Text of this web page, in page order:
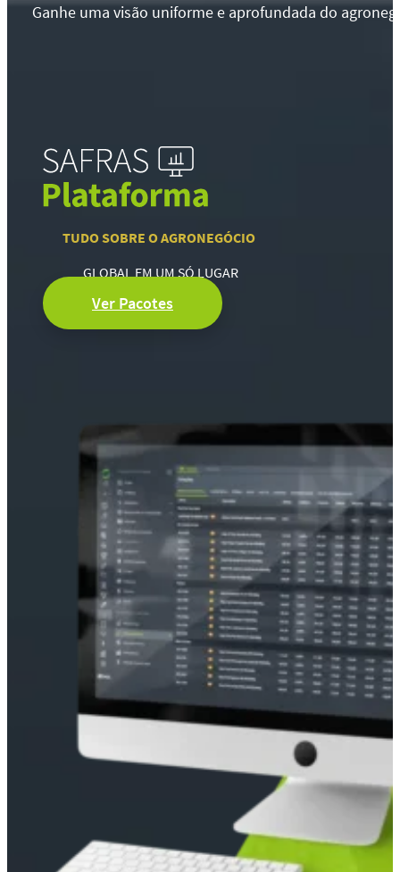
Ganhe uma visão uniforme e aprofundada do
TUDO SOBRE O AGRONEGÓCIO
GLOBAL EM UM SÓ LUGAR
Ver Pacotes